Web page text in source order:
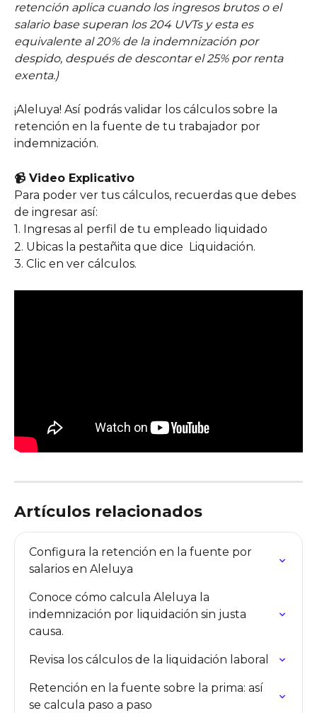
retención aplica cuando los ingresos brutos o el
salario base superan los 204 UVTs y esta es
equivalente al 20% de la indemnización por
despido, después de descontar el 25% por renta
exenta.)
¡Aleluya! Así podrás validar los cálculos sobre la
retención en la fuente de tu trabajador por
indemnización.
📹 Video Explicativo
Para poder ver tus cálculos, recuerdas que debes
de ingresar así:
1. Ingresas al perfil de tu empleado liquidado
2. Ubicas la pestañita que dice  Liquidación.
3. Clic en ver cálculos.
Artículos relacionados
Configura la retención en la fuente por
salarios en Aleluya
Conoce cómo calcula Aleluya la
indemnización por liquidación sin justa
causa.
Revisa los cálculos de la liquidación laboral
Retención en la fuente sobre la prima: así
se calcula paso a paso